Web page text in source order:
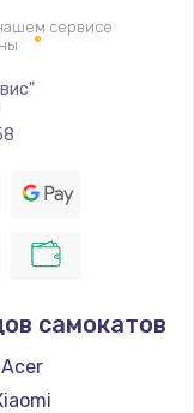
модуля
сервисе
самокатов